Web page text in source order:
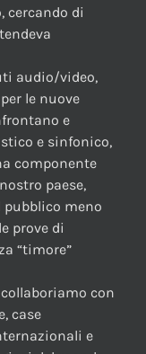
cercando di
audio/video,
le nuove
e
e sinfonico,
componente
paese,
pubblico meno
prove di
“timore”
con
case
e